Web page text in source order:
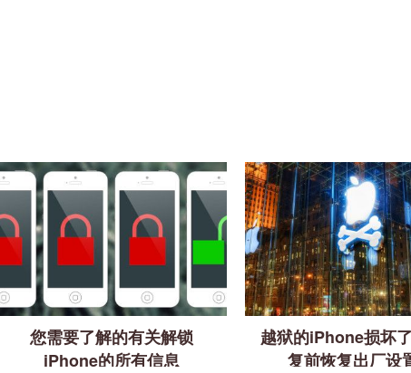
您需要了解的有关解锁
iPhone的所有信息
越狱的iPhone损坏
复前恢复出厂设